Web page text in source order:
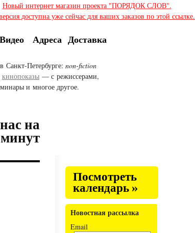
Новый интернет магазин проекта "ПОРЯДОК СЛОВ".
доступна уже сейчас для ваших заказов по этой ссылке.
Видео Адреса Доставка
Петербурге: non-fiction
кинопоказы — с режиссерами,
и многое другое.
на
Посмотреть
календарь »
Новостная рассылка
Email